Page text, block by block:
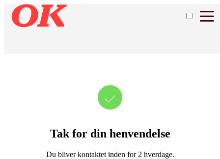
Tak for din henvendelse
Du bliver kontaktet inden for 2 hverdage.​​